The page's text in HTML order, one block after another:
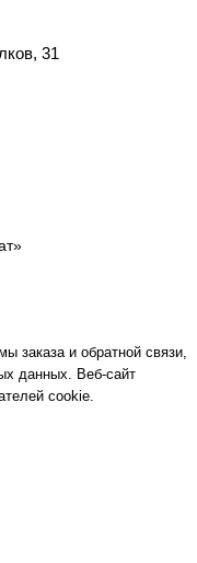
31
заказа и обратной связи,
данных. Веб-сайт
cookie.